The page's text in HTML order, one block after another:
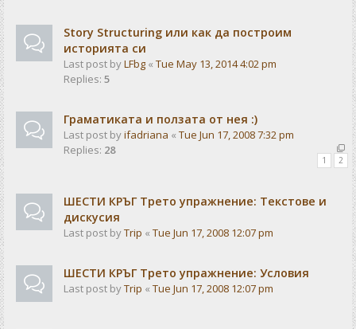
Story Structuring или как да построим
историята си
Last post byLFbg « Tue May 13, 2014 4:02 pm
Replies: 5
Граматиката и ползата от нея :)
Last post byifadriana « Tue Jun 17, 2008 7:32 pm
Replies: 28
1 2
ШЕСТИ КРЪГ Трето упражнение: Текстове и
дискусия
Last post byTrip « Tue Jun 17, 2008 12:07 pm
ШЕСТИ КРЪГ Трето упражнение: Условия
Last post byTrip « Tue Jun 17, 2008 12:07 pm